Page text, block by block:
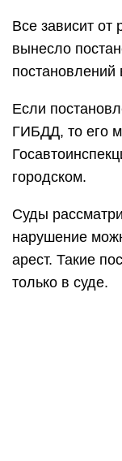
Все зависит от
вынесло
Если
ГИБДД, то его
городском.
Суды
нарушение
арест. Такие
только в суде.